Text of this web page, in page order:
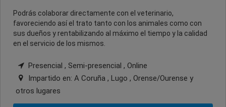
Podrás colaborar directamente con el veterinario,
favoreciendo así el trato tanto con los animales como con
sus dueños y rentabilizando al máximo el tiempo y la calidad
en el servicio de los mismos.
Presencial , Semi-presencial , Online
Impartido en: A Coruña , Lugo , Orense/Ourense y
otros lugares